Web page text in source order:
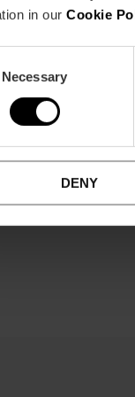
in our Cookie
Necessary
DENY